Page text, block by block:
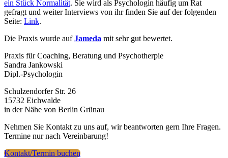
ein Stück Normalität. Sie wird als Psychologin häufig um Rat
gefragt und weiter Interviews von ihr finden Sie auf der folgenden
Seite: Link.
Die Praxis wurde aufJameda mit sehr gut bewertet.
Praxis für Coaching, Beratung und Psychotherpie
Sandra Jankowski
Dipl.-Psychologin
Schulzendorfer Str. 26
15732 Eichwalde
in der Nähe von Berlin Grünau
Nehmen Sie Kontakt zu uns auf, wir beantworten gern Ihre Fragen.
Termine nur nach Vereinbarung!
Kontakt/Termin buchen